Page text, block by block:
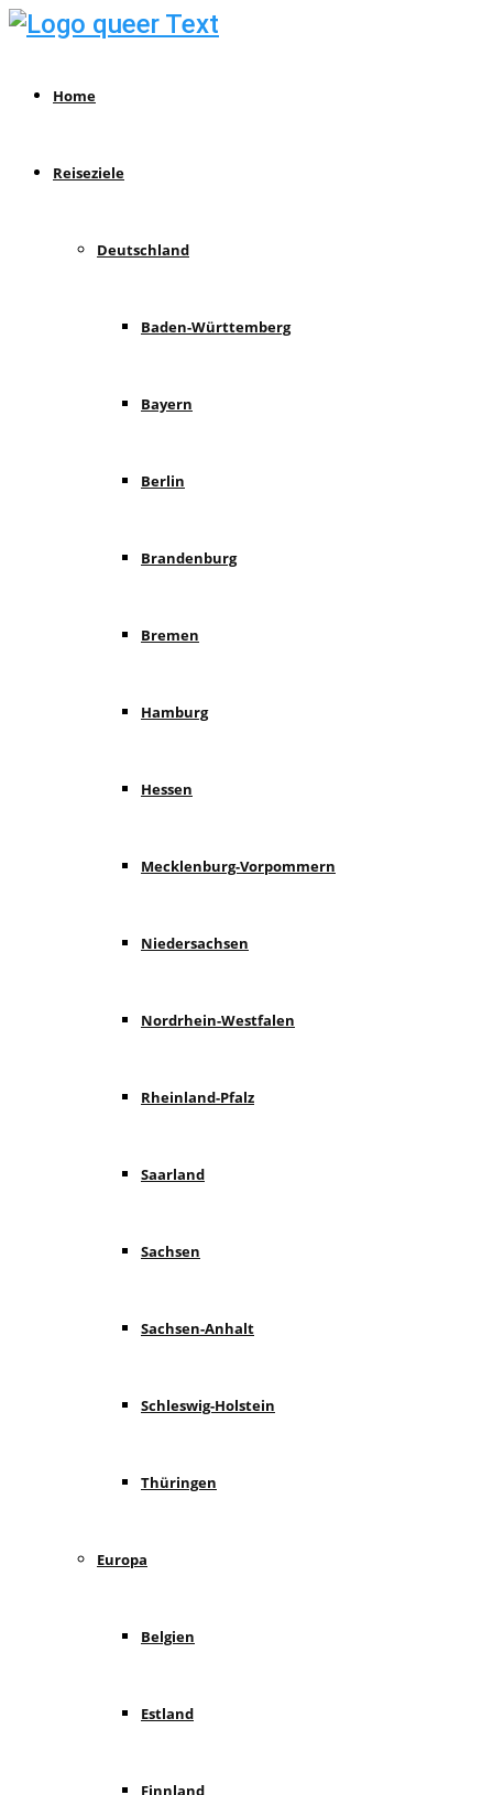
Home
Reiseziele
Deutschland
Baden-Württemberg
Bayern
Berlin
Brandenburg
Bremen
Hamburg
Hessen
Mecklenburg-Vorpommern
Niedersachsen
Nordrhein-Westfalen
Rheinland-Pfalz
Saarland
Sachsen
Sachsen-Anhalt
Schleswig-Holstein
Thüringen
Europa
Belgien
Estland
Finnland